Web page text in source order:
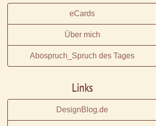
eCards
Über mich
Abospruch_Spruch des Tages
Links
DesignBlog.de